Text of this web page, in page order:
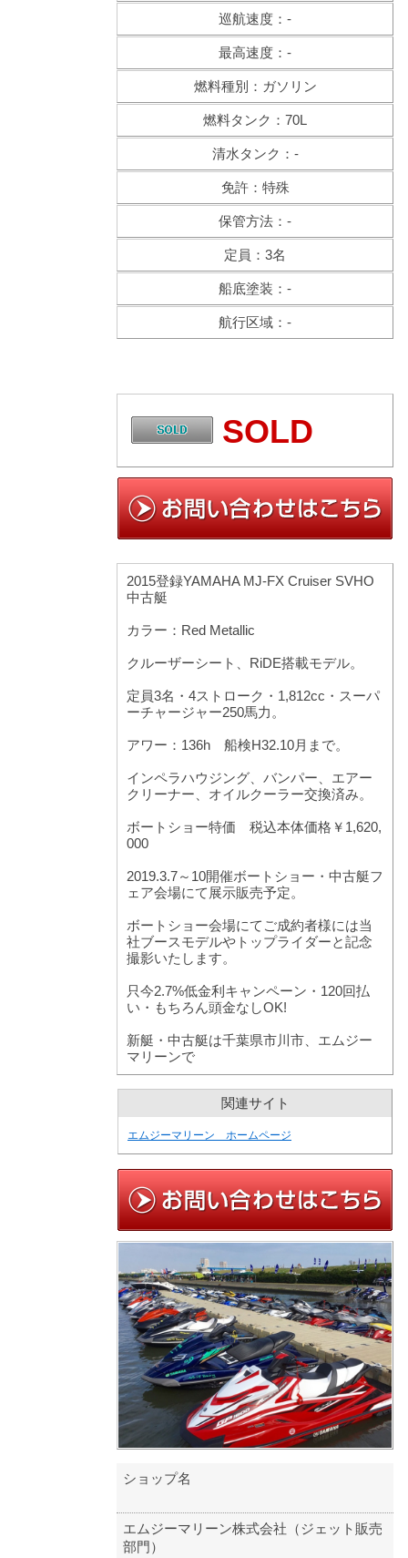
巡航速度：-
最高速度：-
燃料種別：ガソリン
燃料タンク：70L
清水タンク：-
免許：特殊
保管方法：-
定員：3名
船底塗装：-
航行区域：-
SOLD
2015登録YAMAHA MJ-FX Cruiser SVHO
中古艇
カラー：Red Metallic
クルーザーシート、RiDE搭載モデル。
定員3名・4ストローク・1,812cc・スーパ
ーチャージャー250馬力。
アワー：136h 船検H32.10月まで。
インペラハウジング、バンパー、エアー
クリーナー、オイルクーラー交換済み。
ボートショー特価 税込本体価格￥1,620,
000
2019.3.7～10開催ボートショー・中古艇フ
ェア会場にて展示販売予定。
ボートショー会場にてご成約者様には当
社ブースモデルやトップライダーと記念
撮影いたします。
只今2.7%低金利キャンペーン・120回払
い・もちろん頭金なしOK!
新艇・中古艇は千葉県市川市、エムジー
マリーンで
関連サイト
エムジーマリーン ホームページ
ショップ名
エムジーマリーン株式会社（ジェット販売
部門）